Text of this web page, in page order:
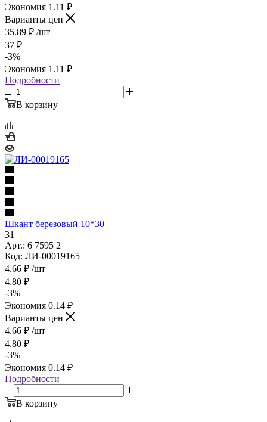
Экономия 1.11 ₽
Варианты цен
35.89 ₽ /шт
37 ₽
-3%
Экономия 1.11 ₽
Подробности
В корзину
Шкант березовый 10*30
31
Арт.: 6 7595 2
Код: ЛИ-00019165
4.66 ₽ /шт
4.80 ₽
-3%
Экономия 0.14 ₽
Варианты цен
4.66 ₽ /шт
4.80 ₽
-3%
Экономия 0.14 ₽
Подробности
В корзину